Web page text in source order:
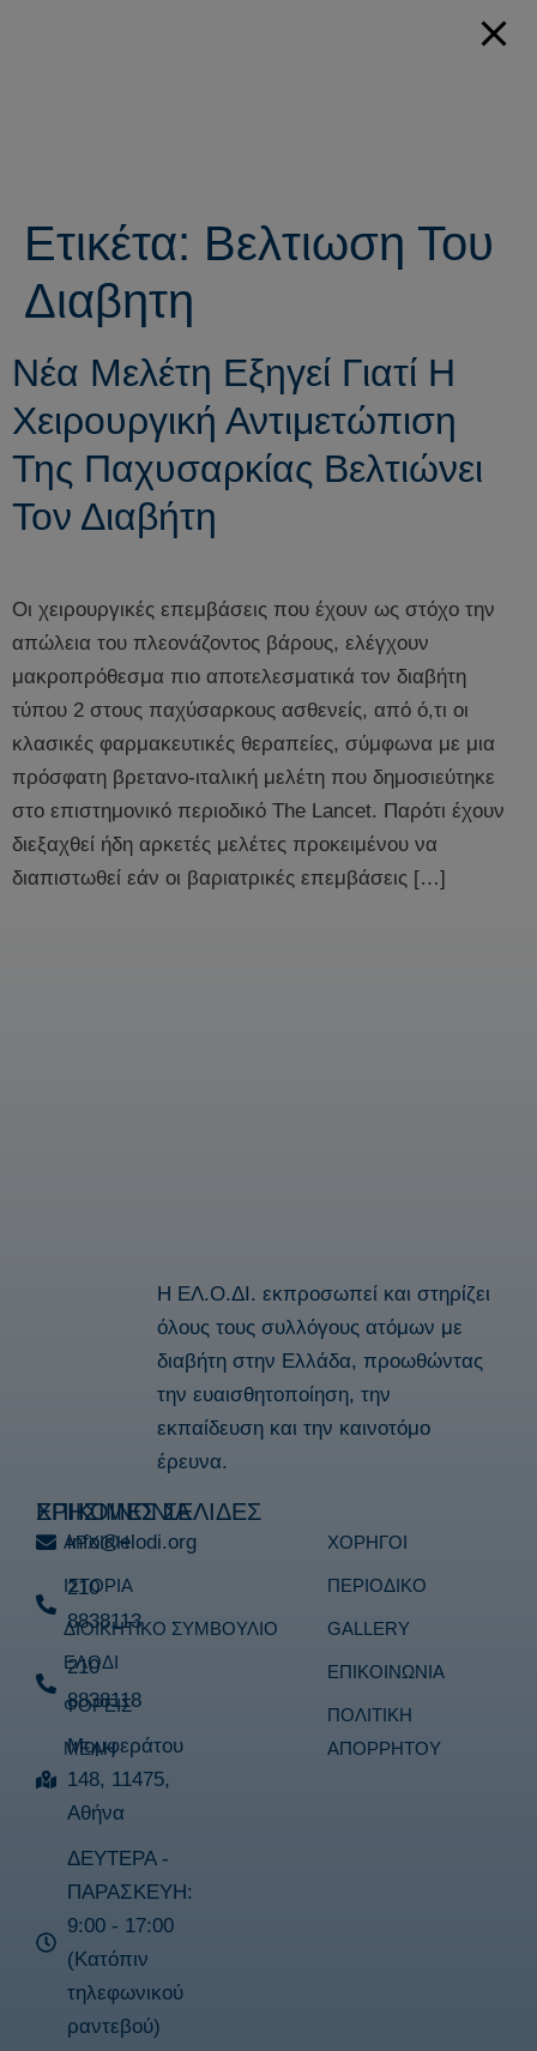
Ετικέτα: Βελτιωση Του
Διαβητη
Νέα Μελέτη Εξηγεί Γιατί Η
Χειρουργική Αντιμετώπιση
Της Παχυσαρκίας Βελτιώνει
Τον Διαβήτη
Oι χειρουργικές επεμβάσεις που έχουν ως στόχο την
απώλεια του πλεονάζοντος βάρους, ελέγχουν
μακροπρόθεσμα πιο αποτελεσματικά τον διαβήτη
τύπου 2 στους παχύσαρκους ασθενείς, από ό,τι οι
κλασικές φαρμακευτικές θεραπείες, σύμφωνα με μια
πρόσφατη βρετανο-ιταλική μελέτη που δημοσιεύτηκε
στο επιστημονικό περιοδικό The Lancet. Παρότι έχουν
διεξαχθεί ήδη αρκετές μελέτες προκειμένου να
διαπιστωθεί εάν οι βαριατρικές επεμβάσεις […]
Η ΕΛ.Ο.ΔΙ. εκπροσωπεί και στηρίζει
όλους τους συλλόγους ατόμων με
διαβήτη στην Ελλάδα, προωθώντας
την ευαισθητοποίηση, την
εκπαίδευση και την καινοτόμο
έρευνα.
ΕΠΙΚΟΙΝΩΝΙΑ
info@elodi.org
210
8838113
210
8838118
Μομφεράτου
148, 11475,
Αθήνα
ΔΕΥΤΕΡΑ -
ΠΑΡΑΣΚΕΥΗ:
9:00 - 17:00
(Κατόπιν
τηλεφωνικού
ραντεβού)
ΧΡΗΣΙΜΕΣ ΣΕΛΙΔΕΣ
ΑΡΧΙΚΗ
ΙΣΤΟΡΙΑ
ΔΙΟΙΚΗΤΙΚΟ ΣΥΜΒΟΥΛΙΟ
ΕΛΟΔΙ
ΦΟΡΕΙΣ
ΜΕΛΗ
ΧΟΡΗΓΟΙ
ΠΕΡΙΟΔΙΚΟ
GALLERY
ΕΠΙΚΟΙΝΩΝΙΑ
ΠΟΛΙΤΙΚΗ
ΑΠΟΡΡΗΤΟΥ